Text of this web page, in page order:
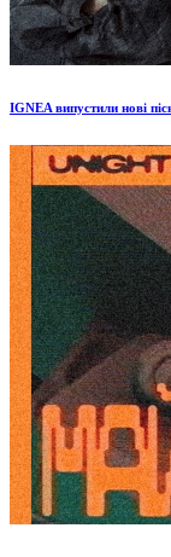
IGNEA випустили нові